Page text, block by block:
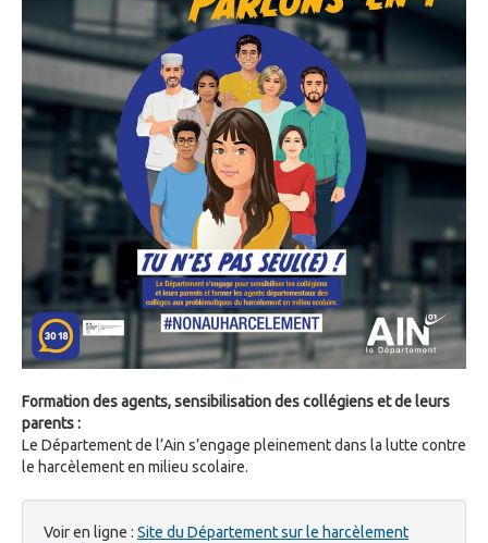
Formation des agents, sensibilisation des collégiens et de leurs
parents :
Le Département de l’Ain s’engage pleinement dans la lutte contre
le harcèlement en milieu scolaire.
Voir en ligne : Site du Département sur le harcèlement